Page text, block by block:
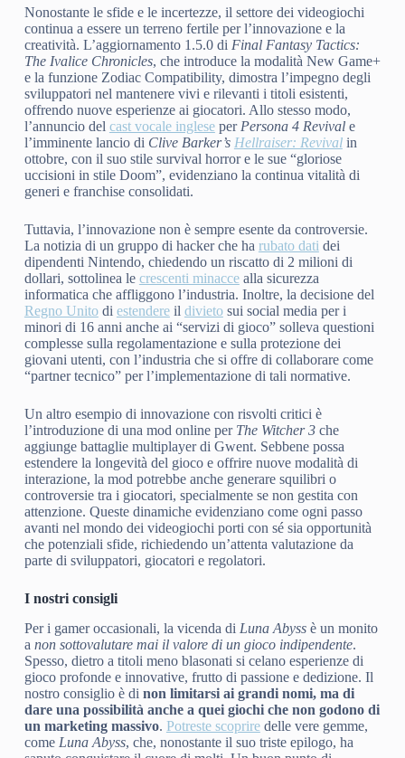
Nonostante le sfide e le incertezze, il settore dei videogiochi
continua a essere un terreno fertile per l’innovazione e la
creatività. L’aggiornamento 1.5.0 di Final Fantasy Tactics:
The Ivalice Chronicles, che introduce la modalità New Game+
e la funzione Zodiac Compatibility, dimostra l’impegno degli
sviluppatori nel mantenere vivi e rilevanti i titoli esistenti,
offrendo nuove esperienze ai giocatori. Allo stesso modo,
l’annuncio del cast vocale ingleseper Persona 4 Revivale
l’imminente lancio di Clive Barker’s Hellraiser: Revivalin
ottobre, con il suo stile survival horror e le sue “gloriose
uccisioni in stile Doom”, evidenziano la continua vitalità di
generi e franchise consolidati.
Tuttavia, l’innovazione non è sempre esente da controversie.
La notizia di un gruppo di hacker che ha rubato dati dei
dipendenti Nintendo, chiedendo un riscatto di 2 milioni di
dollari, sottolinea le crescenti minaccealla sicurezza
informatica che affliggono l’industria. Inoltre, la decisione del
Regno Unitodi estendereil divietosui social media per i
minori di 16 anni anche ai “servizi di gioco” solleva questioni
complesse sulla regolamentazione e sulla protezione dei
giovani utenti, con l’industria che si offre di collaborare come
“partner tecnico” per l’implementazione di tali normative.
Un altro esempio di innovazione con risvolti critici è
l’introduzione di una mod online per The Witcher 3che
aggiunge battaglie multiplayer di Gwent. Sebbene possa
estendere la longevità del gioco e offrire nuove modalità di
interazione, la mod potrebbe anche generare squilibri o
controversie tra i giocatori, specialmente se non gestita con
attenzione. Queste dinamiche evidenziano come ogni passo
avanti nel mondo dei videogiochi porti con sé sia opportunità
che potenziali sfide, richiedendo un’attenta valutazione da
parte di sviluppatori, giocatori e regolatori.
I nostri consigli
Per i gamer occasionali, la vicenda di Luna Abyssè un monito
a non sottovalutare mai il valore di un gioco indipendente.
Spesso, dietro a titoli meno blasonati si celano esperienze di
gioco profonde e innovative, frutto di passione e dedizione. Il
nostro consiglio è di non limitarsi ai grandi nomi, ma di
dare una possibilità anche a quei giochi che non godono di
un marketing massivo. Potreste scopriredelle vere gemme,
come Luna Abyss, che, nonostante il suo triste epilogo, ha